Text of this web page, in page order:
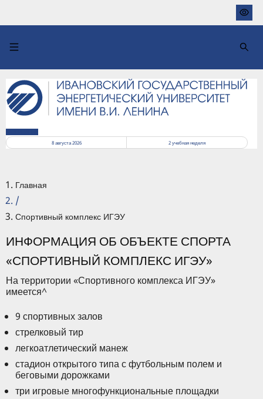
основному
8 августа 2026
2учебная неделя
Главная
/
Спортивный комплекс ИГЭУ
ИНФОРМАЦИЯ ОБ ОБЪЕКТЕ СПОРТА
«СПОРТИВНЫЙ КОМПЛЕКС ИГЭУ»
На территории «Спортивного комплекса ИГЭУ»
имеется^
9 спортивных залов
стрелковый тир
легкоатлетический манеж
стадион открытого типа с футбольным полем и
беговыми дорожками
три игровые многофункциональные площадки